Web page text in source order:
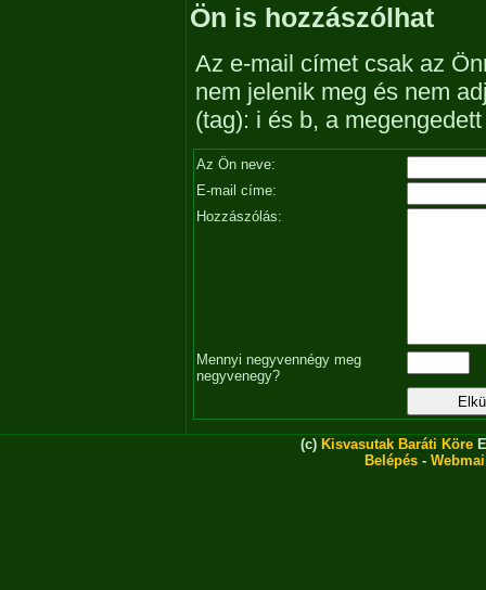
Ön is hozzászólhat
Az e-mail címet csak az
nem jelenik meg és nem
(tag): i és b, a
Az Ön neve:
E-mail címe:
Hozzászólás:
Mennyi negyvennégy meg
negyvenegy?
(c) Kisvasutak Baráti Köre
Belépés -